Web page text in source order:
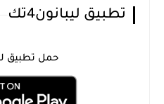
تطبيق ليبانون4تك
حمل تطبيق